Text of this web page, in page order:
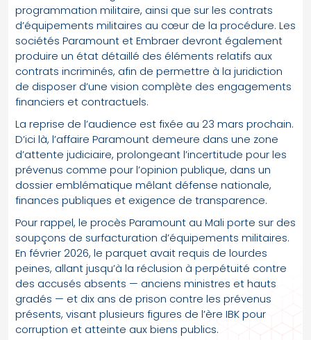
programmation militaire, ainsi que sur les contrats
d’équipements militaires au cœur de la procédure. Les
sociétés Paramount et Embraer devront également
produire un état détaillé des éléments relatifs aux
contrats incriminés, afin de permettre à la juridiction
de disposer d’une vision complète des engagements
financiers et contractuels.
La reprise de l’audience est fixée au 23 mars prochain.
D’ici là, l’affaire Paramount demeure dans une zone
d’attente judiciaire, prolongeant l’incertitude pour les
prévenus comme pour l’opinion publique, dans un
dossier emblématique mêlant défense nationale,
finances publiques et exigence de transparence.
Pour rappel, le procès Paramount au Mali porte sur des
soupçons de surfacturation d’équipements militaires.
En février 2026, le parquet avait requis de lourdes
peines, allant jusqu’à la réclusion à perpétuité contre
des accusés absents — anciens ministres et hauts
gradés — et dix ans de prison contre les prévenus
présents, visant plusieurs figures de l’ère IBK pour
corruption et atteinte aux biens publics.